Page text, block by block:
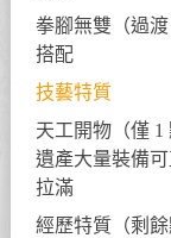
拳腳無雙（過
搭配
技藝特質
天工開物（僅 1
遺產大量裝備
拉滿
經歷特質（剩餘